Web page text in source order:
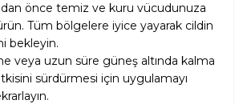
önce temiz ve kuru vücudunuza
Tüm bölgelere iyice yayarak cildin
bekleyin.
veya uzun süre güneş altında kalma
sürdürmesi için uygulamayı